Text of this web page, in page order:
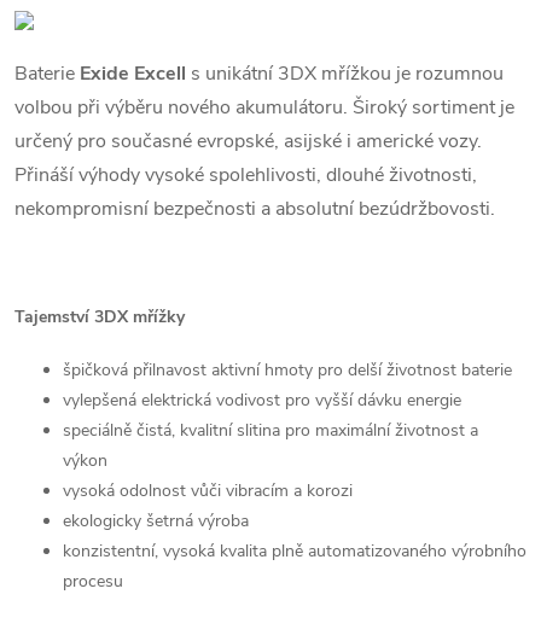
v
l
á
d
a
í
Baterie Exide Excell s unikátní 3DX mřížkou je rozumnou
volbou při výběru nového akumulátoru. Široký sortiment je
určený pro současné evropské, asijské i americké vozy.
Přináší výhody vysoké spolehlivosti, dlouhé životnosti,
nekompromisní bezpečnosti a absolutní bezúdržbovosti.
Tajemství 3DX mřížky
špičková přilnavost aktivní hmoty pro delší životnost baterie
vylepšená elektrická vodivost pro vyšší dávku energie
speciálně čistá, kvalitní slitina pro maximální životnost a
výkon
vysoká odolnost vůči vibracím a korozi
ekologicky šetrná výroba
konzistentní, vysoká kvalita plně automatizovaného výrobního
procesu